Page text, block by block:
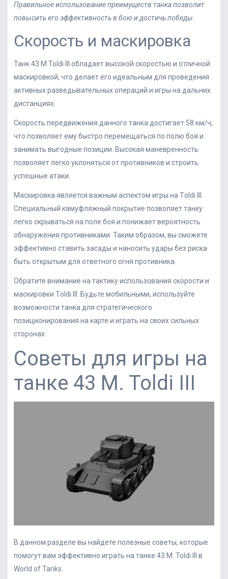
Правильное использование преимуществ танка позволит
повысить его эффективность в бою и достичь победы.
Скорость и маскировка
Танк 43 M Toldi III обладает высокой скоростью и отличной
маскировкой, что делает его идеальным для проведения
активных разведывательных операций и игры на дальних
дистанциях.
Скорость передвижения данного танка достигает 58 км/ч,
что позволяет ему быстро перемещаться по полю боя и
занимать выгодные позиции. Высокая маневренность
позволяет легко уклоняться от противников и строить
успешные атаки.
Маскировка является важным аспектом игры на Тoldi III.
Специальный камуфляжный покрытие позволяет танку
легко скрываться на поле боя и понижает вероятность
обнаружения противниками. Таким образом, вы сможете
эффективно ставить засады и наносить удары без риска
быть открытым для ответного огня противника.
Обратите внимание на тактику использования скорости и
маскировки Тoldi III. Будьте мобильными, используйте
возможности танка для стратегического
позиционирования на карте и играть на своих сильных
сторонах.
Советы для игры на
танке 43 M. Toldi III
В данном разделе вы найдете полезные советы, которые
помогут вам эффективно играть на танке 43 M. Toldi III в
World of Tanks.